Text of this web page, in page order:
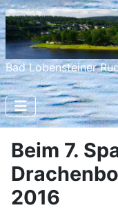
Bad Lobensteiner
Beim 7.
2016